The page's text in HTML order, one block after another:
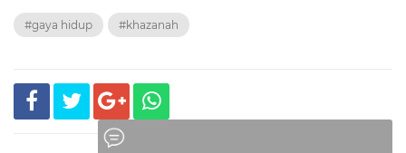
#gaya hidup #khazanah